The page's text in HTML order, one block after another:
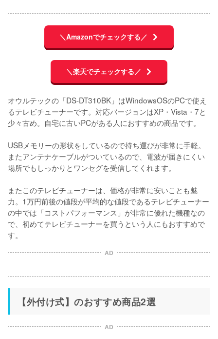
＼Amazonでチェックする／
＼楽天でチェックする／
オウルテックの「DS-DT310BK」はWindowsOSのPCで使え
るテレビチューナーです。対応バージョンはXP・Vista・7と
少々古め。自宅に古いPCがある人におすすめの商品です。
USBメモリーの形状をしているので持ち運びが非常に手軽。
またアンテナケーブルがついているので、電波が届きにくい
場所でもしっかりとワンセグを受信してくれます。
またこのテレビチューナーは、価格が非常に安いことも魅
力。1万円前後の値段が平均的な値段であるテレビチューナー
の中では「コストパフォーマンス」が非常に優れた機種なの
で、初めてテレビチューナーを買うという人にもおすすめで
す。
AD
【外付け式】のおすすめ商品2選
AD